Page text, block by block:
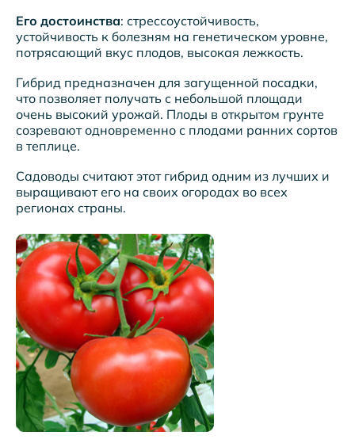
Его достоинства: стрессоустойчивость,
устойчивость к болезням на генетическом уровне,
потрясающий вкус плодов, высокая лежкость.
Гибрид предназначен для загущенной посадки,
что позволяет получать с небольшой площади
очень высокий урожай. Плоды в открытом грунте
созревают одновременно с плодами ранних сортов
в теплице.
Садоводы считают этот гибрид одним из лучших и
выращивают его на своих огородах во всех
регионах страны.